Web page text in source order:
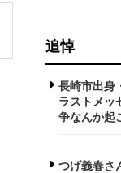
追悼
長崎市出身
ラストメ
争なんか起
つげ義春さ